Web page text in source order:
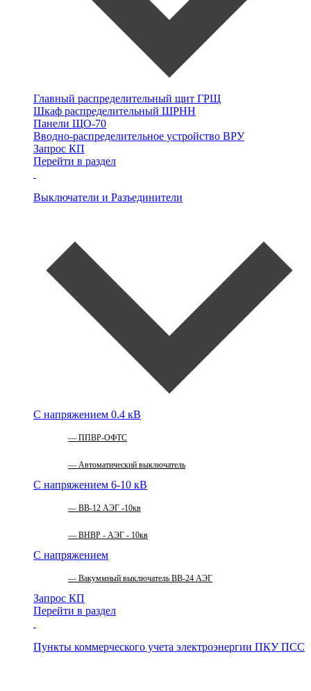
Главный распределительный щит ГРЩ
Шкаф распределительный ШРНН
Панели ЩО-70
Вводно-распределительное устройство ВРУ
Запрос КП
Перейти в раздел
Выключатели и Разъединители
С напряжением 0.4 кВ
ППВР-ОФТС
Автоматический выключатель
С напряжением 6-10 кВ
ВВ-12 АЭГ -10кв
ВНВР - АЭГ - 10кв
С напряжением
Вакуммный выключатель ВВ-24 АЭГ
Запрос КП
Перейти в раздел
Пункты коммерческого учета электроэнергии ПКУ ПСС